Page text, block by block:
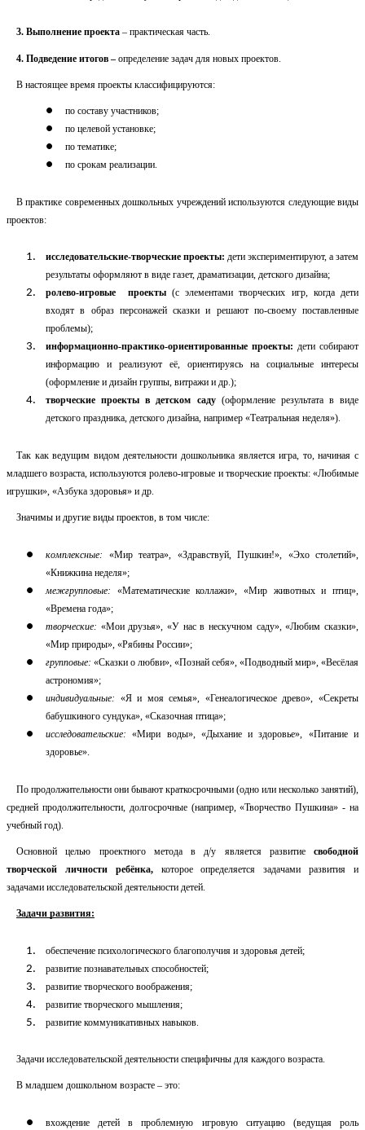
3. Выполнение проекта – практическая часть.
4. Подведение итогов – определение задач для новых проектов.
В настоящее время проекты классифицируются:
по составу участников;
по целевой установке;
по тематике;
по срокам реализации.
В практике современных дошкольных учреждений используются следующие виды
проектов:
исследовательские-творческие проекты: дети экспериментируют, а затем
результаты оформляют в виде газет, драматизации, детского дизайна;
ролево-игровые проекты (с элементами творческих игр, когда дети
входят в образ персонажей сказки и решают по-своему поставленные
проблемы);
информационно-практико-ориентированные проекты: дети собирают
информацию и реализуют её, ориентируясь на социальные интересы
(оформление и дизайн группы, витражи и др.);
творческие проекты в детском саду(оформление результата в виде
детского праздника, детского дизайна, например «Театральная неделя»).
Так как ведущим видом деятельности дошкольника является игра, то, начиная с
младшего возраста, используются ролево-игровые и творческие проекты: «Любимые
игрушки», «Азбука здоровья» и др.
Значимы и другие виды проектов, в том числе:
комплексные: «Мир театра», «Здравствуй, Пушкин!», «Эхо столетий»,
«Книжкина неделя»;
межгрупповые: «Математические коллажи», «Мир животных и птиц»,
«Времена года»;
творческие: «Мои друзья», «У нас в нескучном саду», «Любим сказки»,
«Мир природы», «Рябины России»;
групповые: «Сказки о любви», «Познай себя», «Подводный мир», «Весёлая
астрономия»;
индивидуальные: «Я и моя семья», «Генеалогическое древо», «Секреты
бабушкиного сундука», «Сказочная птица»;
исследовательские: «Мири воды», «Дыхание и здоровье», «Питание и
здоровье».
По продолжительности они бывают краткосрочными (одно или несколько занятий),
средней продолжительности, долгосрочные (например, «Творчество Пушкина» - на
учебный год).
Основной целью проектного метода в д/у является развитие свободной
творческой
личности ребёнка, которое определяется задачами развития и
задачами исследовательской деятельности детей.
Задачи развития:
обеспечение психологического благополучия и здоровья детей;
развитие познавательных способностей;
развитие творческого воображения;
развитие творческого мышления;
развитие коммуникативных навыков.
Задачи исследовательской деятельности специфичны для каждого возраста.
В младшем дошкольном возрасте – это:
вхождение детей в проблемную игровую ситуацию (ведущая роль